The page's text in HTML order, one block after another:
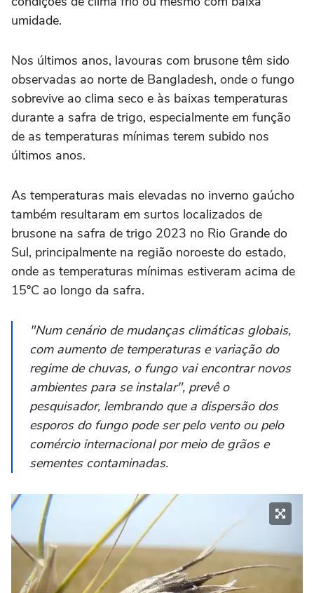
umidade.
Nos últimos anos, lavouras com brusone têm sido
observadas ao norte de Bangladesh, onde o fungo
sobrevive ao clima seco e às baixas temperaturas
durante a safra de trigo, especialmente em função
de as temperaturas mínimas terem subido nos
últimos anos.
As temperaturas mais elevadas no inverno gaúcho
também resultaram em surtos localizados de
brusone na safra de trigo 2023 no Rio Grande do
Sul, principalmente na região noroeste do estado,
onde as temperaturas mínimas estiveram acima de
15ºC ao longo da safra.
"Num cenário de mudanças climáticas globais,
com aumento de temperaturas e variação do
regime de chuvas, o fungo vai encontrar novos
ambientes para se instalar", prevê o
pesquisador, lembrando que a dispersão dos
esporos do fungo pode ser pelo vento ou pelo
comércio internacional por meio de grãos e
sementes contaminadas.